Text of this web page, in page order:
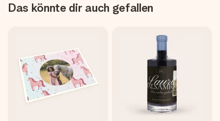
Das könnte dir auch gefallen